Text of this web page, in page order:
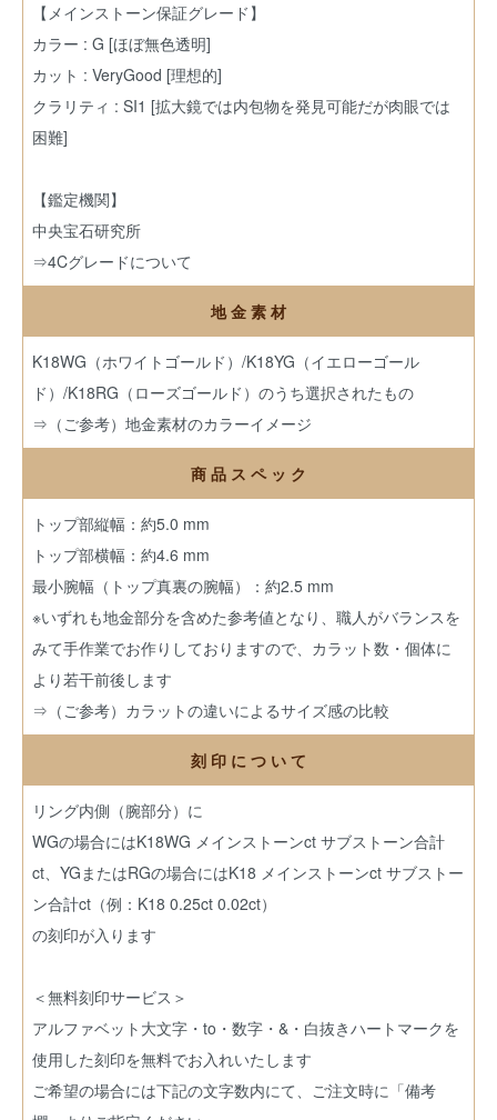
【メインストーン保証グレード】
カラー : G [ほぼ無色透明]
カット : VeryGood [理想的]
クラリティ : SI1 [拡大鏡では内包物を発見可能だが肉眼では
困難]
【鑑定機関】
中央宝石研究所
⇒4Cグレードについて
地 金 素 材
K18WG（ホワイトゴールド）/K18YG（イエローゴール
ド）/K18RG（ローズゴールド）のうち選択されたもの
⇒（ご参考）地金素材のカラーイメージ
商 品 ス ペ ッ ク
トップ部縦幅：約5.0 mm
トップ部横幅：約4.6 mm
最小腕幅（トップ真裏の腕幅）：約2.5 mm
※いずれも地金部分を含めた参考値となり、職人がバランスを
みて手作業でお作りしておりますので、カラット数・個体に
より若干前後します
⇒（ご参考）カラットの違いによるサイズ感の比較
刻 印 に つ い て
リング内側（腕部分）に
WGの場合にはK18WG メインストーンct サブストーン合計
ct、YGまたはRGの場合にはK18 メインストーンct サブストー
ン合計ct（例：K18 0.25ct 0.02ct）
の刻印が入ります
＜無料刻印サービス＞
アルファベット大文字・to・数字・&・白抜きハートマークを
使用した刻印を無料でお入れいたします
ご希望の場合には下記の文字数内にて、ご注文時に「備考